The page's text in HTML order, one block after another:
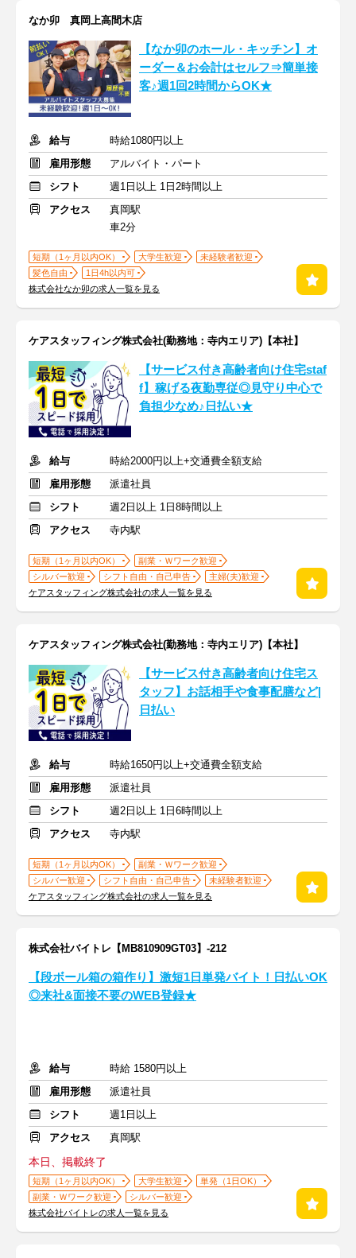
なか卯 真岡上高間木店
【なか卯のホール・キッチン】オ
ーダー＆お会計はセルフ⇒簡単接
客♪週1回2時間からOK★
給与
時給1080円以上
雇用形態
アルバイト・パート
シフト
週1日以上 1日2時間以上
アクセス
真岡駅
車2分
短期（1ヶ月以内OK） 大学生歓迎
未経験者歓迎
髪色自由
1日4h以内可
株式会社なか卯の求人一覧を見る
ケアスタッフィング株式会社(勤務地：寺内エリア)【本社】
【サービス付き高齢者向け住宅staf
f】稼げる夜勤専従◎見守り中心で
負担少なめ♪日払い★
給与
時給2000円以上+交通費全額支給
雇用形態
派遣社員
シフト
週2日以上 1日8時間以上
アクセス
寺内駅
短期（1ヶ月以内OK）
副業・Ｗワーク歓迎
シルバー歓迎
シフト自由・自己申告
主婦(夫)歓迎
ケアスタッフィング株式会社の求人一覧を見る
ケアスタッフィング株式会社(勤務地：寺内エリア)【本社】
【サービス付き高齢者向け住宅ス
タッフ】お話相手や食事配膳など|
日払い
給与
時給1650円以上+交通費全額支給
雇用形態
派遣社員
シフト
週2日以上 1日6時間以上
アクセス
寺内駅
短期（1ヶ月以内OK）
副業・Ｗワーク歓迎
シルバー歓迎
シフト自由・自己申告
未経験者歓迎
ケアスタッフィング株式会社の求人一覧を見る
株式会社バイトレ【MB810909GT03】-212
【段ボール箱の箱作り】激短1日単発バイト！日払いOK
◎来社&面接不要のWEB登録★
給与
時給 1580円以上
雇用形態
派遣社員
シフト
週1日以上
アクセス
真岡駅
本日、掲載終了
短期（1ヶ月以内OK） 大学生歓迎
単発（1日OK）
副業・Ｗワーク歓迎
シルバー歓迎
株式会社バイトレの求人一覧を見る